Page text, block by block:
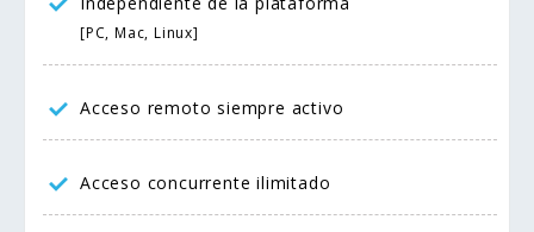
[PC, Mac, Linux]
Acceso remoto siempre activo
Acceso concurrente ilimitado